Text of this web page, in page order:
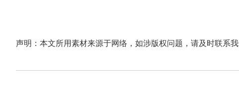
声明：本文所用素材来源于网络，如涉版权问题，请及时联系我